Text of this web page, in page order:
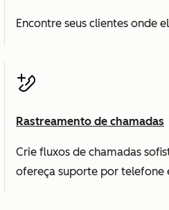
Encontre seus clientes onde
Rastreamento de chamadas
Crie fluxos de chamadas
ofereça suporte por telefone